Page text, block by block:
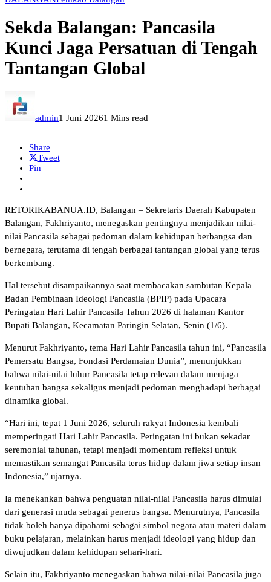
Sekda Balangan: Pancasila
Kunci Jaga Persatuan di Tengah
Tantangan Global
admin1 Juni 20261 Mins read
Share
Tweet
Pin
RETORIKABANUA.ID, Balangan – Sekretaris Daerah Kabupaten
Balangan, Fakhriyanto, menegaskan pentingnya menjadikan nilai-
nilai Pancasila sebagai pedoman dalam kehidupan berbangsa dan
bernegara, terutama di tengah berbagai tantangan global yang terus
berkembang.
Hal tersebut disampaikannya saat membacakan sambutan Kepala
Badan Pembinaan Ideologi Pancasila (BPIP) pada Upacara
Peringatan Hari Lahir Pancasila Tahun 2026 di halaman Kantor
Bupati Balangan, Kecamatan Paringin Selatan, Senin (1/6).
Menurut Fakhriyanto, tema Hari Lahir Pancasila tahun ini, “Pancasila
Pemersatu Bangsa, Fondasi Perdamaian Dunia”, menunjukkan
bahwa nilai-nilai luhur Pancasila tetap relevan dalam menjaga
keutuhan bangsa sekaligus menjadi pedoman menghadapi berbagai
dinamika global.
“Hari ini, tepat 1 Juni 2026, seluruh rakyat Indonesia kembali
memperingati Hari Lahir Pancasila. Peringatan ini bukan sekadar
seremonial tahunan, tetapi menjadi momentum refleksi untuk
memastikan semangat Pancasila terus hidup dalam jiwa setiap insan
Indonesia,” ujarnya.
Ia menekankan bahwa penguatan nilai-nilai Pancasila harus dimulai
dari generasi muda sebagai penerus bangsa. Menurutnya, Pancasila
tidak boleh hanya dipahami sebagai simbol negara atau materi dalam
buku pelajaran, melainkan harus menjadi ideologi yang hidup dan
diwujudkan dalam kehidupan sehari-hari.
Selain itu, Fakhriyanto menegaskan bahwa nilai-nilai Pancasila juga